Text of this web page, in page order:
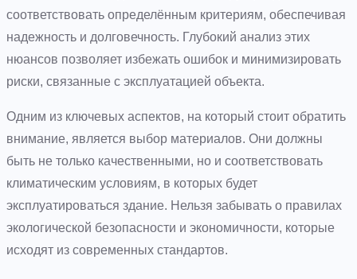
соответствовать определённым критериям, обеспечивая
надежность и долговечность. Глубокий анализ этих
нюансов позволяет избежать ошибок и минимизировать
риски, связанные с эксплуатацией объекта.
Одним из ключевых аспектов, на который стоит обратить
внимание, является выбор материалов. Они должны
быть не только качественными, но и соответствовать
климатическим условиям, в которых будет
эксплуатироваться здание. Нельзя забывать о правилах
экологической безопасности и экономичности, которые
исходят из современных стандартов.